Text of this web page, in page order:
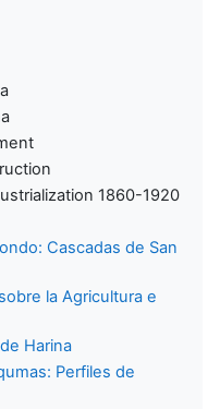
1860-1920
Cascadas de San
la Agricultura e
Harina
Perfiles de